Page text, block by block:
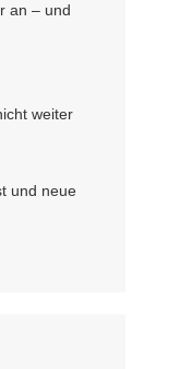
an – und
weiter
und neue